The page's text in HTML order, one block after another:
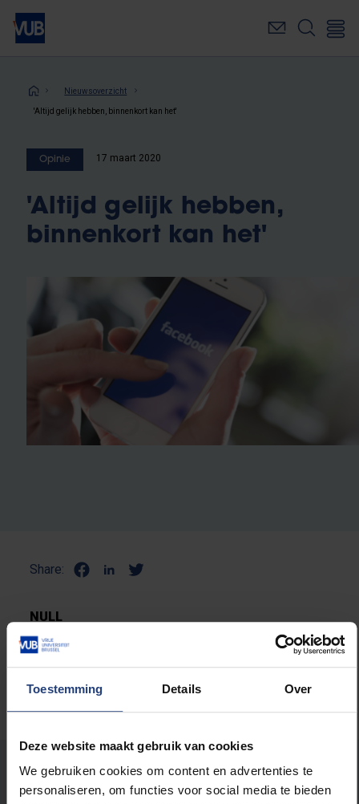
Toestemming Details Over
Deze website maakt gebruik van cookies
We gebruiken cookies om content en advertenties te
personaliseren, om functies voor social media te bieden
Overslaan
naar
inhoudKruimelpad
Nieuwsoverzicht
'Altijd gelijk hebben, binnenkort kan het'
Opinie 17 maart 2020
'Altijd gelijk hebben,
binnenkort kan het'
Share:
NULL
Stond er een fout op deze pagina?